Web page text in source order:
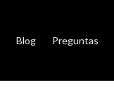
Blog Preguntas